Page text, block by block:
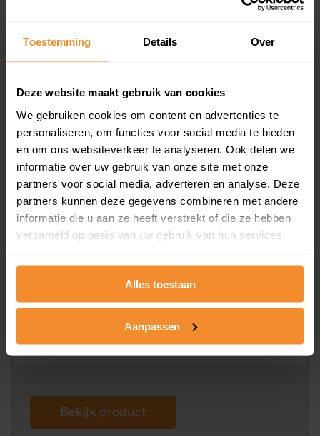
Toestemming Details Over
Deze website maakt gebruik van cookies
We gebruiken cookies om content en advertenties te
personaliseren, om functies voor social media te bieden
en om ons websiteverkeer te analyseren. Ook delen we
informatie over uw gebruik van onze site met onze
partners voor social media, adverteren en analyse. Deze
partners kunnen deze gegevens combineren met andere
informatie die u aan ze heeft verstrekt of die ze hebben
verzameld op basis van uw gebruik van hun services.
Alles toestaan
Aanpassen
koopsommen.
Bekijk product
Direct leverbaar
Kadastrale kaart pakket
Alleen globale ligging perceel
omliggende percelen met de kadastrale erfgrenzen,
dit inclusief de luchtfoto!
Bekijk product